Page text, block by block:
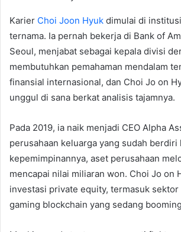
Karier Choi Joon Hyuk dimulai di
ternama. Ia pernah bekerja di Bank of
Seoul, menjabat sebagai kepala divisi
membutuhkan pemahaman mendalam
finansial internasional, dan Choi Jo on
unggul di sana berkat analisis tajamnya.
Pada 2019, ia naik menjadi CEO Alpha
perusahaan keluarga yang sudah berdiri
kepemimpinannya, aset perusahaan
mencapai nilai miliaran won. Choi Jo on
investasi private equity, termasuk
gaming blockchain yang sedang